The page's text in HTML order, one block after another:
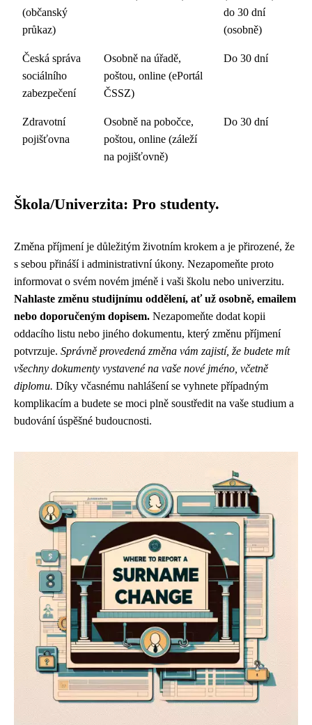
(občanský
průkaz)
do 30 dní
(osobně)
Česká správa
sociálního
zabezpečení
Osobně na úřadě,
poštou, online (ePortál
ČSSZ)
Do 30 dní
Zdravotní
pojišťovna
Osobně na pobočce,
poštou, online (záleží
na pojišťovně)
Do 30 dní
Škola/Univerzita: Pro studenty.
Změna příjmení je důležitým životním krokem a je přirozené, že
s sebou přináší i administrativní úkony. Nezapomeňte proto
informovat o svém novém jméně i vaši školu nebo univerzitu.
Nahlaste změnu studijnímu oddělení, ať už osobně, emailem
nebo doporučeným dopisem. Nezapomeňte dodat kopii
oddacího listu nebo jiného dokumentu, který změnu příjmení
potvrzuje. Správně provedená změna vám zajistí, že budete mít
všechny dokumenty vystavené na vaše nové jméno, včetně
diplomu. Díky včasnému nahlášení se vyhnete případným
komplikacím a budete se moci plně soustředit na vaše studium a
budování úspěšné budoucnosti.